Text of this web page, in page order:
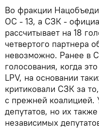
Во фракции
ОС - 13, а СЗК -
рассчитывает на 18
четвертого партнера
невозможно. Ранее в
голосования, когда
LPV, на основании
критиковали СЗК за
с прежней
депутатов, но их
независимых